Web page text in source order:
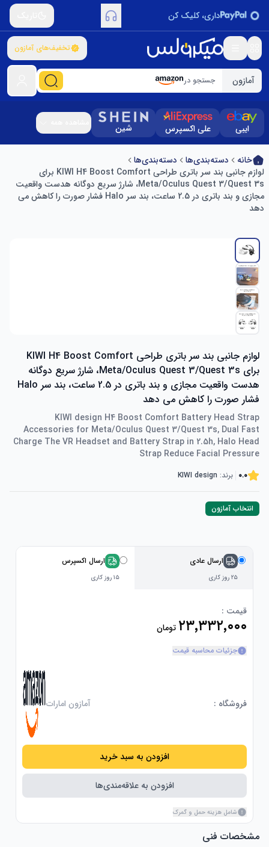
داری، کلیک کن
تخفیف‌های آمازون
آمازون جستجو در
ایبی علی اکسپرس شین
خانه دسته‌بندی‌ها
دسته‌بندی‌ها
لوازم جانبی بند سر باتری طراحی KIWI H4 Boost Comfort برای
Meta/Oculus Quest 3/Quest 3s، شارژ سریع دوگانه هدست واقعیت
مجازی و بند باتری در 2.5 ساعت، بند سر Halo فشار صورت را کاهش می
دهد
لوازم جانبی بند سر باتری طراحی KIWI H4 Boost Comfort
برای Meta/Oculus Quest 3/Quest 3s، شارژ سریع دوگانه
هدست واقعیت مجازی و بند باتری در 2.5 ساعت، بند سر Halo
فشار صورت را کاهش می دهد
KIWI design H4 Boost Comfort Battery Head Strap
Accessories for Meta/Oculus Quest 3/Quest 3s, Dual Fast
Charge The VR Headset and Battery Strap in 2.5h, Halo Head
Strap Reduce Facial Pressure
0.0 برند: KIWI design
انتخاب آمازون
ارسال عادی
۲۵ روز کاری
ارسال اکسپرس
۱۵ روز کاری
قیمت :
۲۳٬۳۳۲٬۰۰۰ تومان
جزئیات محاسبه قیمت
فروشگاه : آمازون امارات
افزودن به سبد خرید
افزودن به علاقه‌مندی‌ها
شامل هزینه حمل و گمرک
مشخصات فنی